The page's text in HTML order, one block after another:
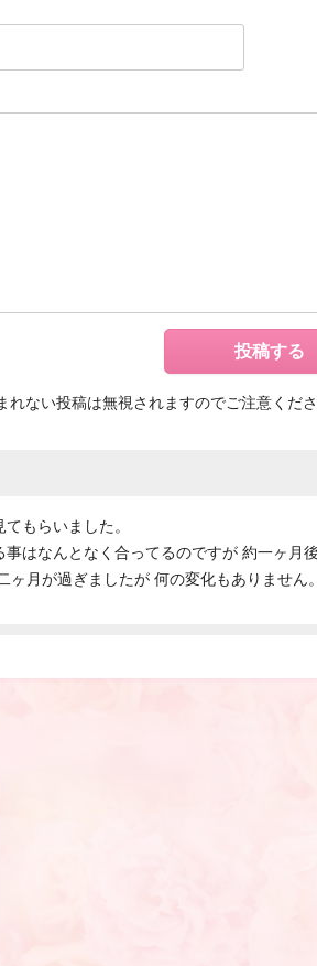
れない投稿は無視されますのでご注意くだ
もらいました。
事はなんとなく合ってるのですが 約一ヶ月
ヶ月が過ぎましたが 何の変化もありません。